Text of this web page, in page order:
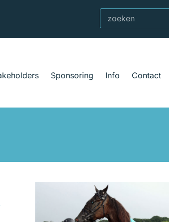
Zoeken
Sponsoring Info Contact